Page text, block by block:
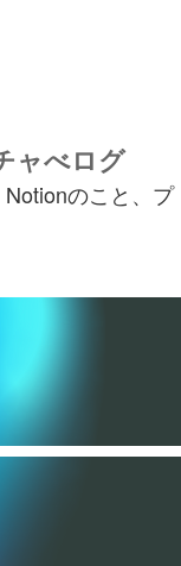
ャべログ
のこと、プ